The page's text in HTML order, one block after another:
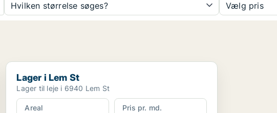
Hvilken størrelse søges? Vælg pris
Lager i Lem St
Lager i Lem St
Lager til leje i 6940 Lem St
Areal
Pris pr. md.